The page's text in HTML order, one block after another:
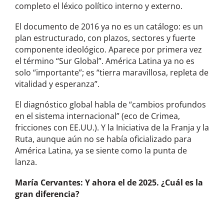
completo el léxico político interno y externo.
El documento de 2016 ya no es un catálogo: es un
plan estructurado, con plazos, sectores y fuerte
componente ideológico. Aparece por primera vez
el término “Sur Global”. América Latina ya no es
solo “importante”; es “tierra maravillosa, repleta de
vitalidad y esperanza”.
El diagnóstico global habla de “cambios profundos
en el sistema internacional” (eco de Crimea,
fricciones con EE.UU.). Y la Iniciativa de la Franja y la
Ruta, aunque aún no se había oficializado para
América Latina, ya se siente como la punta de
lanza.
María Cervantes: Y ahora el de 2025. ¿Cuál es la
gran diferencia?